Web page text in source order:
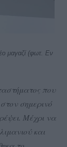
μαγαζί (φωτ. Εν
που
σημερινό
Μέχρι να
και